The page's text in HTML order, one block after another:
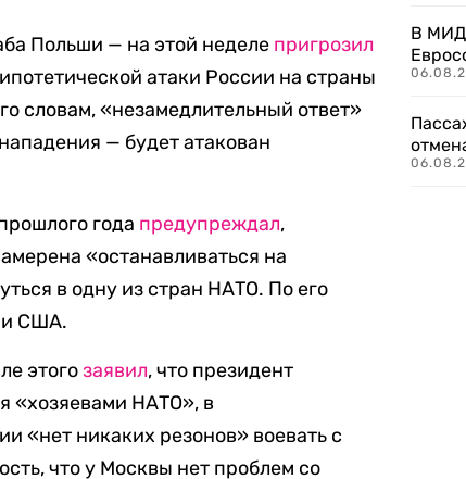
Польши — на этой неделе пригрозил
атаки России на страны
словам, «незамедлительный ответ»
— будет атакован
года предупреждал,
«останавливаться на
в одну из стран НАТО. По его
и США.
этогозаявил, что президент
«хозяевами НАТО», в
«нет никаких резонов» воевать с
что у Москвы нет проблем со
В МИД